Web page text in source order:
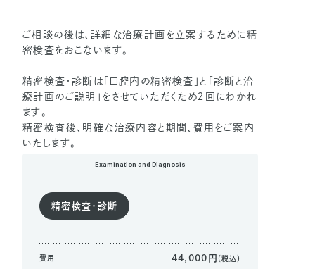
ご相談の後は、詳細な治療計画を立案するために精
密検査をおこないます。
精密検査・診断は「口腔内の精密検査」と「診断と治
療計画のご説明」をさせていただくため２回にわかれ
ます。
精密検査後、明確な治療内容と期間、費用をご案内
いたします。
Examination and Diagnosis
精密検査・診断
費用 44,000円 （税込）